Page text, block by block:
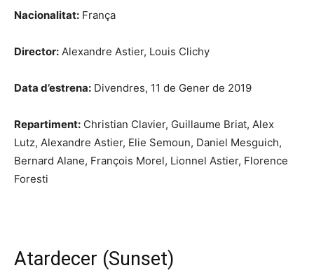
Nacionalitat: França
Director: Alexandre Astier, Louis Clichy
Data d’estrena: Divendres, 11 de Gener de 2019
Repartiment: Christian Clavier, Guillaume Briat, Alex
Lutz, Alexandre Astier, Elie Semoun, Daniel Mesguich,
Bernard Alane, François Morel, Lionnel Astier, Florence
Foresti
Atardecer (Sunset)